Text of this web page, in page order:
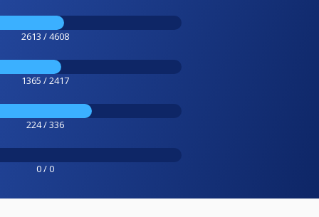
2613 / 4608
1365 / 2417
224 / 336
0 / 0